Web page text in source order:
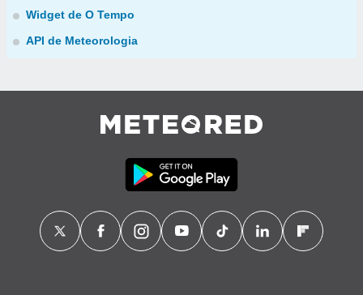
Widget de O Tempo
API de Meteorologia